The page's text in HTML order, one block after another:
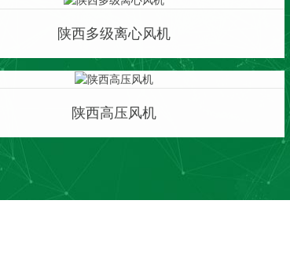
陕西多级离心风机
陕西高压风机